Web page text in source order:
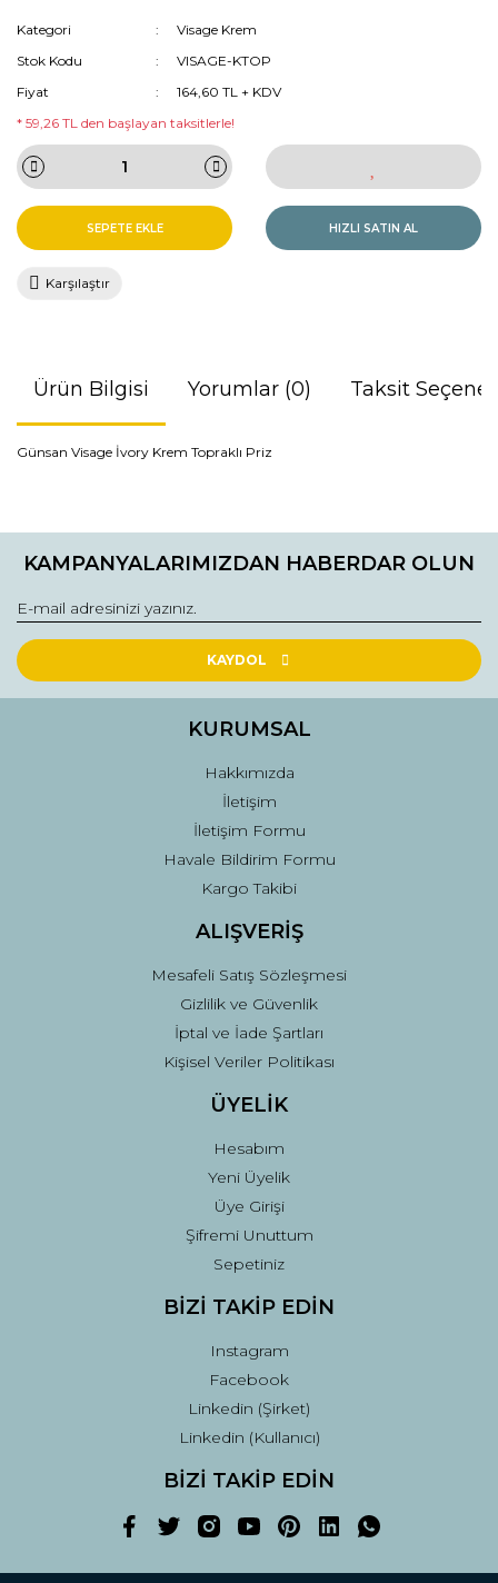
Kategori
Visage Krem
Stok Kodu
VISAGE-KTOP
Fiyat
164,60 TL + KDV
* 59,26 TL den başlayan taksitlerle!
SEPETE EKLE HIZLI SATIN AL
Karşılaştır
Ürün Bilgisi Yorumlar (0) Taksit
Günsan Visage İvory Krem Topraklı Priz
konularda yetersiz gördüğünüz noktaları öneri formunu
Görüş ve önerileriniz için teşekkür ederiz.
Ürün resmi kalitesiz, bozuk veya görüntülenemiyor.
Ürün açıklamasında eksik bilgiler bulunuyor.
Ürün fiyatı diğer sitelerden daha pahalı.
Gönder
KAMPANYALARIMIZDAN HABERDAR OLUN
KAYDOL
KURUMSAL
Hakkımızda
İletişim
İletişim Formu
Havale Bildirim Formu
Kargo Takibi
ALIŞVERİŞ
Mesafeli Satış Sözleşmesi
Gizlilik ve Güvenlik
İptal ve İade Şartları
Kişisel Veriler Politikası
ÜYELİK
Hesabım
Yeni Üyelik
Üye Girişi
Şifremi Unuttum
Sepetiniz
BİZİ TAKİP EDİN
Instagram
Facebook
Linkedin (Şirket)
Linkedin (Kullanıcı)
BİZİ TAKİP EDİN